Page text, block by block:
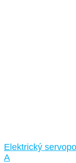
Elektrický
A